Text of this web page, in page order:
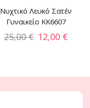
Νυχτικό Λευκό Σατέν
Γυναικείο KK6607
25,00€ 12,00 €